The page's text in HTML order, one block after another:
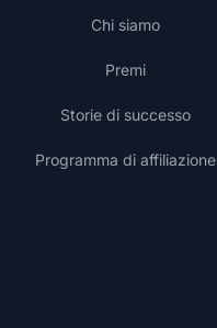
Chi siamo
Premi
Storie di successo
Programma di affiliazione